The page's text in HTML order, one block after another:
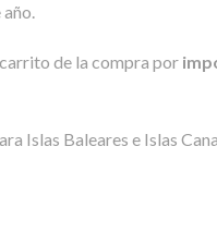
de la compra por
Islas Baleares e Islas